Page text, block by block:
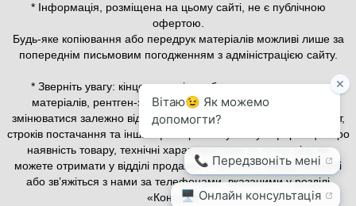
* Інформація, розміщена на цьому сайті, не є публічною
офертою.
Будь-яке копіювання або передрук матеріалів можливі лише за
попереднім письмовим погодженням з адміністрацією сайту.
* Зверніть увагу: кінцева вартість обладнання, витратних
матеріалів, рентген-захисного та медичного одягу може
змінюватися залежно від конфігурації, актуального курсу валют,
строків постачання та інших факторів. Актуальну інформацію про
наявність товару, технічні характеристики та точну ціну ви
можете отримати у відділі продажів — залиште заявку на сайті
або зв’яжіться з нами за телефонами, вказаними у розділі
«Контакти».